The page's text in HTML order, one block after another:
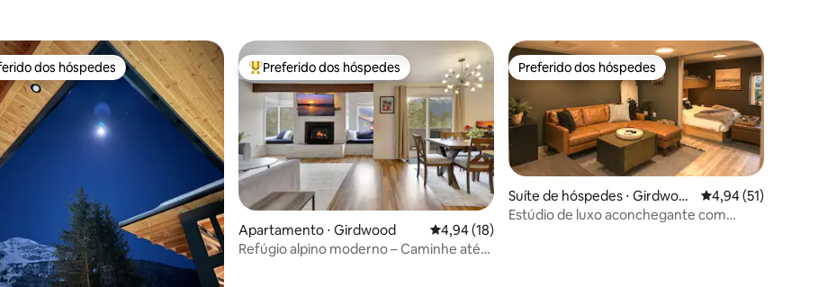
média de 5, 46 avaliações
dos hóspedes
dos hóspedes Entre os melhores preferidos dos hóspedes
Preferido dos hóspedes
Apartamento ⋅ Girdwood 4,94 de uma avaliação média de 5, 18 avaliações
4,94 (18)
Refúgio alpino moderno – Caminhe até
Preferido dos hóspedes
Preferido dos hóspedes
Suíte de hóspedes ⋅ Girdwoo
d
4,94 de uma
4,94 (51)
Estúdio de luxo aconchegante com